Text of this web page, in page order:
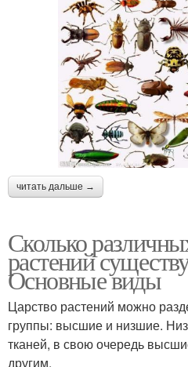
читать дальше →
Сколько
растений
Основные виды
Царство растений можно
группы: высшие и низшие.
тканей, в свою очередь
другим.